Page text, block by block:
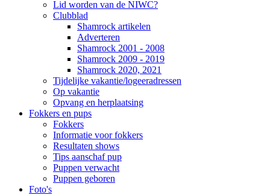
Lid worden van de NIWC?
Clubblad
Shamrock artikelen
Adverteren
Shamrock 2001 - 2008
Shamrock 2009 - 2019
Shamrock 2020, 2021
Tijdelijke vakantie/logeeradressen
Op vakantie
Opvang en herplaatsing
Fokkers en pups
Fokkers
Informatie voor fokkers
Resultaten shows
Tips aanschaf pup
Puppen verwacht
Puppen geboren
Foto's